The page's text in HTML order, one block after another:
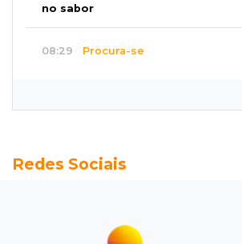
no sabor
08:29 Procura-se
Homem invade casa pela janela e
Pecuária
Redes Sociais